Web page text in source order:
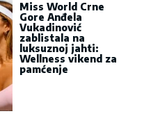
Miss World Crne
Gore Anđela
Vukadinović
zablistala na
luksuznoj jahti:
Wellness vikend za
pamćenje